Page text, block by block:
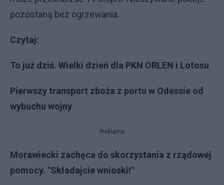
pozostaną bez ogrzewania.
Czytaj:
To już dziś. Wielki dzień dla PKN ORLEN i Lotosu
Pierwszy transport zboża z portu w Odessie od
wybuchu wojny
Reklama
Morawiecki zachęca do skorzystania z rządowej
pomocy. "Składajcie wnioski!"